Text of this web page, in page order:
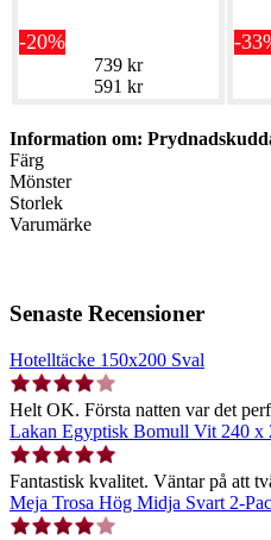
-20%
739 kr
591 kr
-
Information om:
Färg
Mönster
Storlek
Varumärke
Senaste Recensioner
Hotelltäcke 150x200 Sval
Helt OK. Första natten var det
Lakan Egyptisk Bomull Vit 240 x
Fantastisk kvalitet. Väntar på att
Meja Trosa Hög Midja Svart 2-